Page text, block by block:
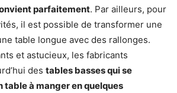
parfaitement. Par ailleurs, pour
il est possible de transformer une
table longue avec des rallonges.
et astucieux, les fabricants
des tables basses qui se
table à manger en quelques